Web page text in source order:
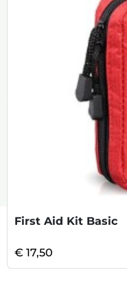
First Aid Kit Basic
€ 17,50